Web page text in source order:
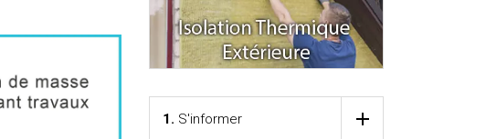
1. S'informer